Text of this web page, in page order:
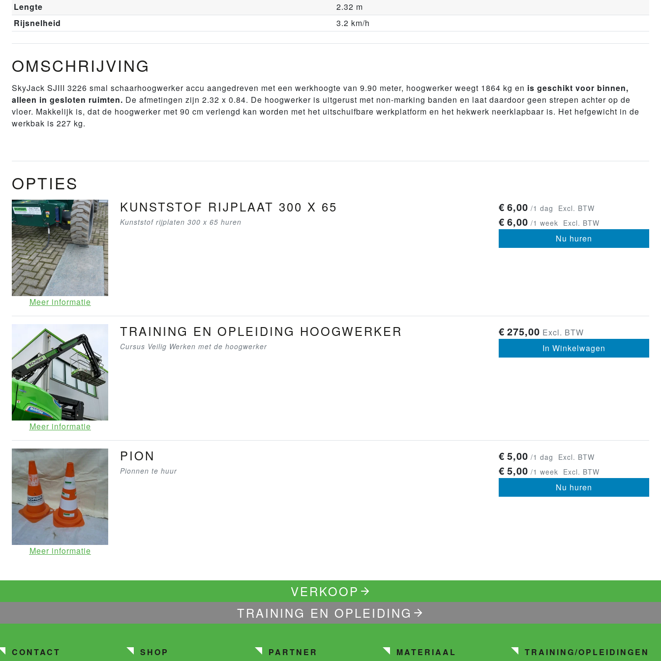
Lengte
2.32 m
Rijsnelheid
3.2 km/h
OMSCHRIJVING
SkyJack SJIII 3226 smal schaarhoogwerker accu aangedreven met een werkhoogte van 9.90 meter, hoogwerker weegt 1864 kg en is geschikt voor binnen,
alleen in gesloten ruimten. De afmetingen zijn 2.32 x 0.84. De hoogwerker is uitgerust met non-marking banden en laat daardoor geen strepen achter op de
vloer. Makkelijk is, dat de hoogwerker met 90 cm verlengd kan worden met het uitschuifbare werkplatform en het hekwerk neerklapbaar is. Het hefgewicht in de
werkbak is 227 kg.
OPTIES
Meer informatie
€ 6,00 /1 dag Excl. BTW
€ 6,00 /1 week Excl. BTW
Nu huren
KUNSTSTOF RIJPLAAT 300 X 65
Kunststof rijplaten 300 x 65 huren
Meer informatie
€ 275,00 Excl. BTW
In Winkelwagen
TRAINING EN OPLEIDING HOOGWERKER
Cursus Veilig Werken met de hoogwerker
Meer informatie
€ 5,00 /1 dag Excl. BTW
€ 5,00 /1 week Excl. BTW
Nu huren
PION
Pionnen te huur
VERKOOP
TRAINING EN OPLEIDING
CONTACT MATERIAAL
SHOP PARTNER TRAINING/OPLEIDINGEN